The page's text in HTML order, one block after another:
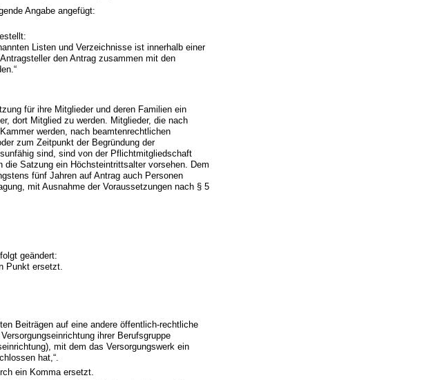
Angabe angefügt:
Listen und Verzeichnisse ist innerhalb einer
den Antrag zusammen mit den
für ihre Mitglieder und deren Familien ein
dort Mitglied zu werden. Mitglieder, die nach
werden, nach beamtenrechtlichen
zum Zeitpunkt der Begründung der
sind, sind von der Pflichtmitgliedschaft
Satzung ein Höchsteintrittsalter vorsehen. Dem
fünf Jahren auf Antrag auch Personen
mit Ausnahme der Voraussetzungen nach § 5
geändert:
Punkt ersetzt.
Beiträgen auf eine andere öffentlich-rechtliche
ihrer Berufsgruppe
mit dem das Versorgungswerk ein
hat,“.
ein Komma ersetzt.